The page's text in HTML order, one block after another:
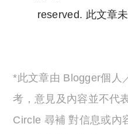
reserved. 此文章
*此文章由 Blogger個人
考，意見及內容並不代
Circle 尋補 對信息或內